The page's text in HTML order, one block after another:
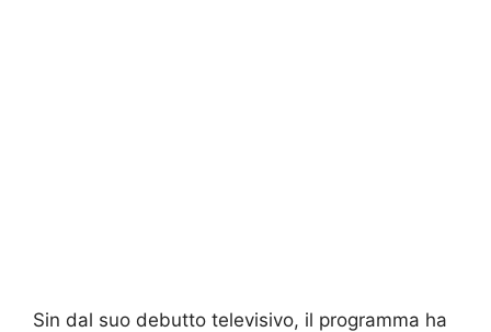
Sin dal suo debutto televisivo, il programma ha